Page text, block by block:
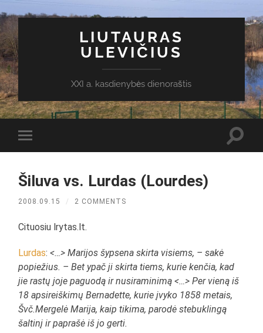
LIUTAURAS
ULEVIČIUS
XXI a. kasdienybės dienoraštis
Toggle
mobile
Šiluva vs. Lurdas (Lourdes)
2008.09.15 / 2 COMMENTS
Cituosiu lrytas.lt.
Lurdas:<…> Marijos šypsena skirta visiems, – sakė
popiežius. – Bet ypač ji skirta tiems, kurie kenčia, kad
jie rastų joje paguodą ir nusiraminimą <…> Per vieną iš
18 apsireiškimų Bernadette, kurie įvyko 1858 metais,
Švč.Mergelė Marija, kaip tikima, parodė stebuklingą
šaltinį ir paprašė iš jo gerti.